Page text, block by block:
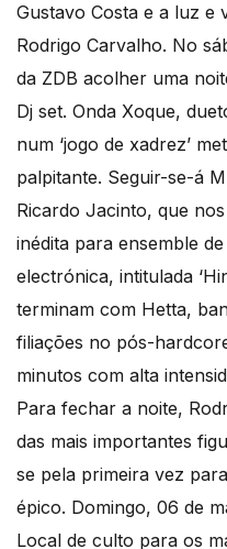
Gustavo Costa e a luz e
Rodrigo Carvalho. No
da ZDB acolher uma
Dj set. Onda Xoque,
num ‘jogo de xadrez’
palpitante. Seguir-se-á
Ricardo Jacinto, que
inédita para ensemble
electrónica, intitulada
terminam com Hetta,
filiações no pós-
minutos com alta
Para fechar a noite,
das mais importantes
se pela primeira vez
épico. Domingo, 06 de
Local de culto para os